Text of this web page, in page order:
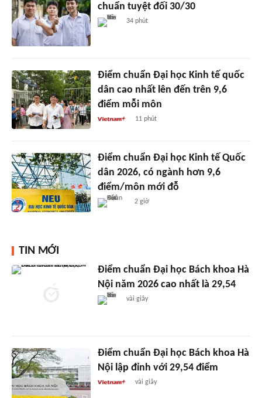
chuẩn tuyệt đối 30/30
34 phút
Điểm chuẩn Đại học Kinh tế quốc
dân cao nhất lên đến trên 9,6
điểm mỗi môn
11 phút
Điểm chuẩn Đại học Kinh tế Quốc
dân 2026, có ngành hơn 9,6
điểm/môn mới đỗ
2 giờ
TIN MỚI
Điểm chuẩn Đại học Bách khoa Hà
Nội năm 2026 cao nhất là 29,54
vài giây
Điểm chuẩn Đại học Bách khoa Hà
Nội lập đỉnh với 29,54 điểm
vài giây